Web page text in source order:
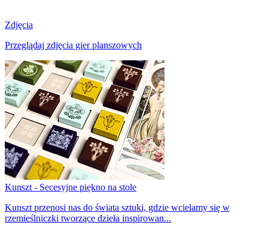
Zdjęcia
Przeglądaj zdjęcia gier planszowych
Kunszt - Secesyjne piękno na stole
Kunszt przenosi nas do świata sztuki, gdzie wcielamy się w
rzemieślniczki tworzące dzieła inspirowan...